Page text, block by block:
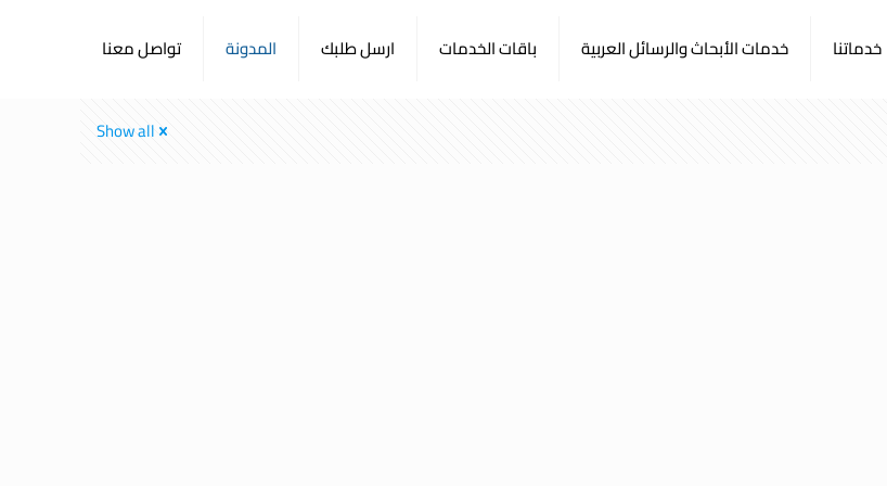
خدماتنا خدمات الأبحاث والرسائل العربية باقات الخدمات ارسل طلبك المدونة تواصل معنا
Show all